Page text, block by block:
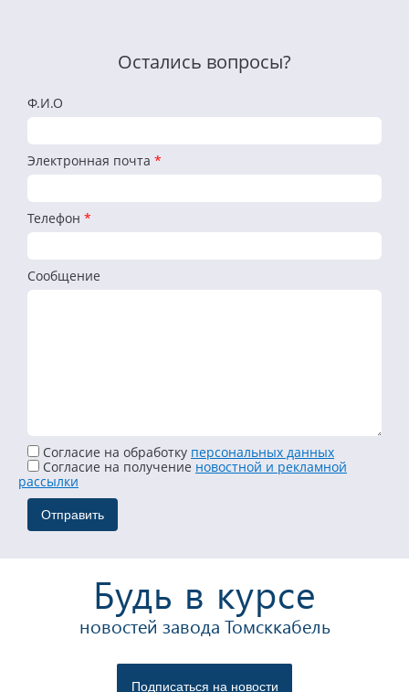
Остались вопросы?
Ф.И.О
Электронная почта *
Телефон *
Сообщение
Согласие на обработку персональных данных
Cогласие на получение новостной и рекламной
рассылки
Будь в курсе
новостей завода Томсккабель